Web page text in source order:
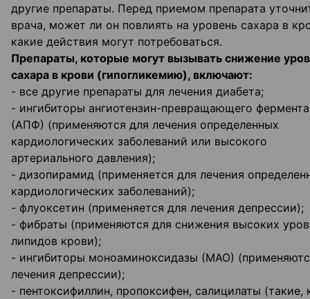
другие препараты. Перед приемом препарата
врача, может ли он повлиять на уровень сахара в
какие действия могут потребоваться.
Препараты, которые могут вызывать снижение
сахара в крови (гипогликемию), включают:
- все другие препараты для лечения диабета;
- ингибиторы ангиотензин-превращающего фермента
(АПФ) (применяются для лечения определенных
кардиологических заболеваний или высокого
артериального давления);
- дизопирамид (применяется для лечения
кардиологических заболеваний);
- флуоксетин (применяется для лечения депрессии);
- фибраты (применяются для снижения высоких
липидов крови);
- ингибиторы моноаминоксидазы (МАО)
лечения депрессии);
- пентоксифиллин, пропоксифен, салицилаты (такие,